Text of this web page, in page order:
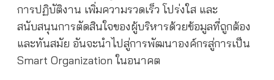
การปฏิบัติงาน เพิ่มความรวดเร็ว โปร่งใส และ
สนับสนุนการตัดสินใจของผู้บริหารด้วยข้อมูลที่ถูกต้อง
และทันสมัย อันจะนำไปสู่การพัฒนาองค์กรสู่การเป็น
Smart Organization ในอนาคต